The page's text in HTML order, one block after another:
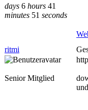
days 6 hours 41
minutes 51 seconds
ritmi
Senior Mitglied